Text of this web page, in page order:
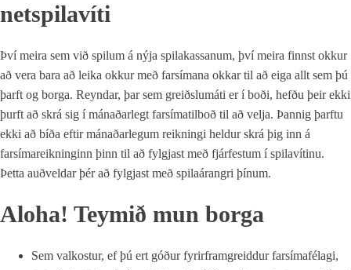
netspilavíti
Því meira sem við spilum á nýja spilakassanum, því meira finnst okkur
að vera bara að leika okkur með farsímana okkar til að eiga allt sem þú
þarft og borga. Reyndar, þar sem greiðslumáti er í boði, hefðu þeir ekki
þurft að skrá sig í mánaðarlegt farsímatilboð til að velja. Þannig þarftu
ekki að bíða eftir mánaðarlegum reikningi heldur skrá þig inn á
farsímareikninginn þinn til að fylgjast með fjárfestum í spilavítinu.
Þetta auðveldar þér að fylgjast með spilaárangri þínum.
Aloha! Teymið mun borga
Sem valkostur, ef þú ert góður fyrirframgreiddur farsímafélagi,